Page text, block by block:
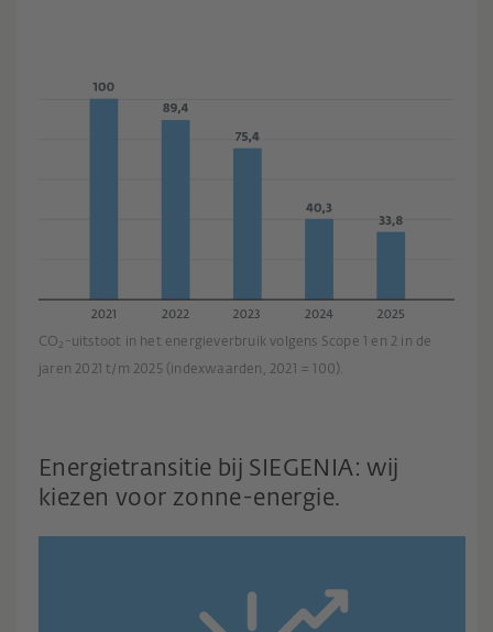
CO2 -uitstoot in het energieverbruik volgens Scope 1 en 2 in de
jaren 2021 t/m 2025 (indexwaarden, 2021 = 100).
Energietransitie bij SIEGENIA: wij
kiezen voor zonne-energie.